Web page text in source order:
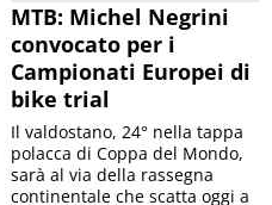
MTB: Michel Negrini
convocato per i
Campionati Europei di
bike trial
Il valdostano, 24° nella tappa
polacca di Coppa del Mondo,
sarà al via della rassegna
continentale che scatta oggi a